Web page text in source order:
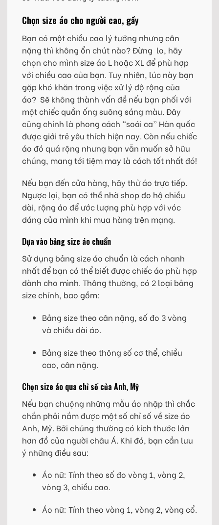
Chọn size áo cho người cao, gầy
Bạn có một chiều cao lý tưởng nhưng cân
nặng thì không ổn chút nào? Đừng lo, hãy
chọn cho mình size áo L hoặc XL để phù hợp
với chiều cao của bạn. Tuy nhiên, lúc này bạn
gặp khó khăn trong việc xử lý độ rộng của
áo? Sẽ không thành vấn đề nếu bạn phối với
một chiếc quần ống suông sáng màu. Đây
cũng chính là phong cách “soái ca” Hàn quốc
được giới trẻ yêu thích hiện nay. Còn nếu chiếc
áo đó quá rộng nhưng bạn vẫn muốn sở hữu
chúng, mang tới tiệm may là cách tốt nhất đó!
Nếu bạn đến cửa hàng, hãy thử áo trực tiếp.
Ngược lại, bạn có thể nhờ shop đo hộ chiều
dài, rộng áo để ước lượng phù hợp với vóc
dáng của mình khi mua hàng trên mạng.
Dựa vào bảng size áo chuẩn
Sử dụng bảng size áo chuẩn là cách nhanh
nhất để bạn có thể biết được chiếc áo phù hợp
dành cho mình. Thông thường, có 2 loại bảng
size chính, bao gồm:
Bảng size theo cân nặng, số đo 3 vòng
và chiều dài áo.
Bảng size theo thông số cơ thể, chiều
cao, cân nặng.
Chọn size áo qua chỉ số của Anh, Mỹ
Nếu bạn chuộng những mẫu áo nhập thì chắc
chắn phải nắm được một số chỉ số về size áo
Anh, Mỹ. Bởi chúng thường có kích thước lớn
hơn đồ của người châu Á. Khi đó, bạn cần lưu
ý những điều sau:
Áo nữ: Tính theo số đo vòng 1, vòng 2,
vòng 3, chiều cao.
Áo nữ: Tính theo vòng 1, vòng 2, vòng cổ.